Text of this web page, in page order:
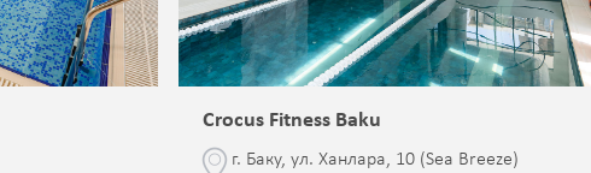
Crocus Fitness Baku
г. Баку, ул. Ханлара, 10 (Sea Breeze)